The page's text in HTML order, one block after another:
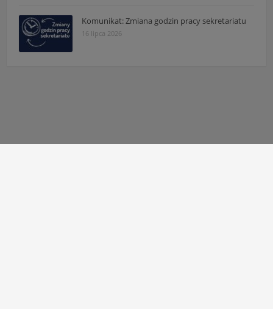
Komunikat: Zmiana godzin pracy sekretariatu
16 lipca 2026